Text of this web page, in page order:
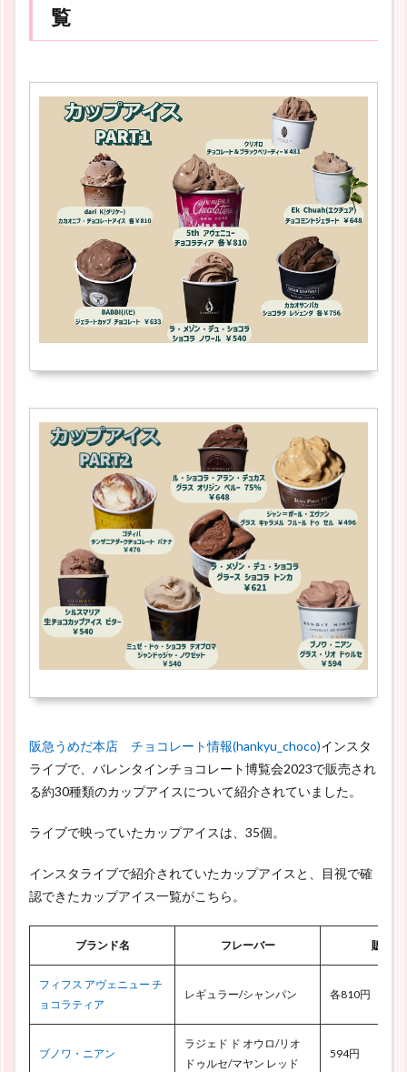
覧
阪急うめだ本店 チョコレート情報(hankyu_choco)インスタ
ライブで、バレンタインチョコレート博覧会2023で販売され
る約30種類のカップアイスについて紹介されていました。
ライブで映っていたカップアイスは、35個。
インスタライブで紹介されていたカップアイスと、目視で確
認できたカップアイス一覧がこちら。
ブランド名 フレーバー 販売価
フィフス アヴェニュー チ
ョコラティア
レギュラー/シャンパン 各810円
ブノワ・ニアン
ラジェド ド オウロ/リオ
ドゥルセ/マヤン レッド
594円